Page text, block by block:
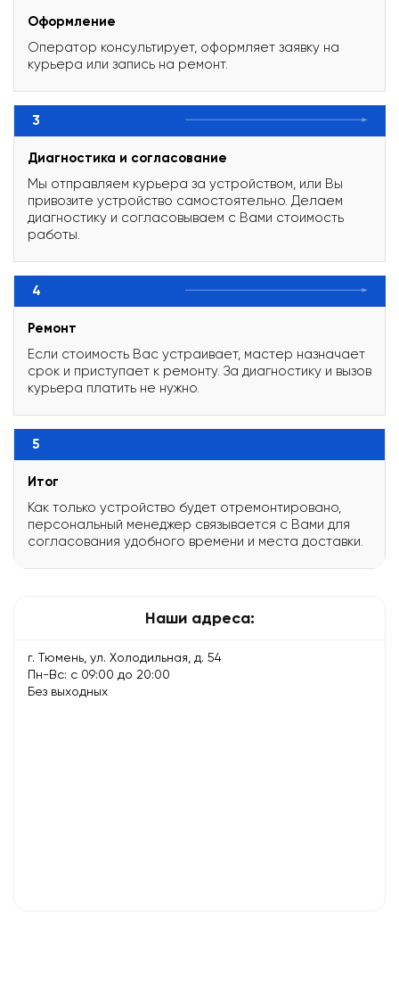
Оформление
Оператор консультирует, оформляет заявку на
курьера или запись на ремонт.
3
Диагностика и согласование
Мы отправляем курьера за устройством, или Вы
привозите устройство самостоятельно. Делаем
диагностику и согласовываем с Вами стоимость
работы.
4
Ремонт
Если стоимость Вас устраивает, мастер назначает
срок и приступает к ремонту. За диагностику и вызов
курьера платить не нужно.
5
Итог
Как только устройство будет отремонтировано,
персональный менеджер связывается с Вами для
согласования удобного времени и места доставки.
Наши адреса:
г. Тюмень, ул. Холодильная, д. 54
Пн-Вс: с 09:00 до 20:00
Без выходных